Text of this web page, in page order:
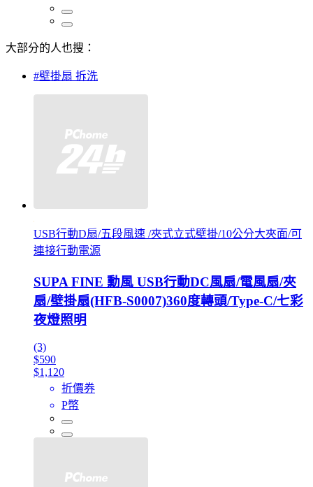
大部分的人也搜：
#壁掛扇 拆洗
USB行動D扇/五段風速 /夾式立式壁掛/10公分大夾面/可
連接行動電源
SUPA FINE 勳風 USB行動DC風扇/電風扇/夾
扇/壁掛扇(HFB-S0007)360度轉頭/Type-C/七彩
夜燈照明
(3)
$590
$1,120
折價券
P幣